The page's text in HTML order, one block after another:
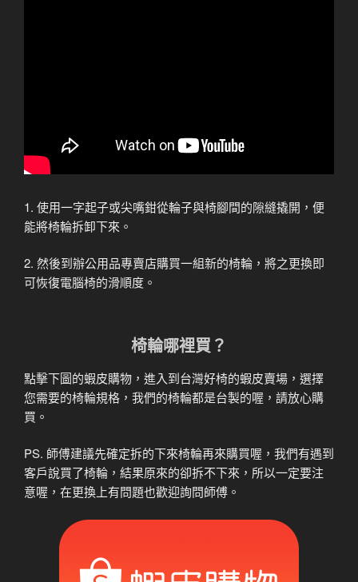
1. 使用一字起子或尖嘴鉗從輪子與椅腳間的隙縫撬開，便
能將椅輪拆卸下來。
2. 然後到辦公用品專賣店購買一組新的椅輪，將之更換即
可恢復電腦椅的滑順度。
椅輪哪裡買？
點擊下圖的蝦皮購物，進入到台灣好椅的蝦皮賣場，選擇
您需要的椅輪規格，我們的椅輪都是台製的喔，請放心購
買。
PS. 師傅建議先確定拆的下來椅輪再來購買喔，我們有遇到
客戶說買了椅輪，結果原來的卻拆不下來，所以一定要注
意喔，在更換上有問題也歡迎詢問師傅。